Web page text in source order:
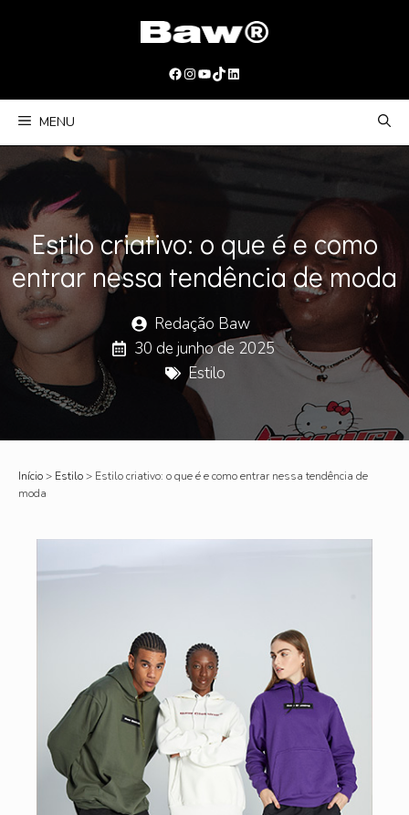
Facebook
Instagram
Youtube
TikTokLinkedIn
MENU
Estilo criativo: o que é e como
entrar nessa tendência de moda
Redação Baw
30 de junho de 2025
Estilo
Início> Estilo> Estilo criativo: o que é e como entrar nessa tendência de
moda